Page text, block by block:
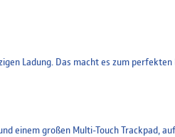
Ladung. Das macht es zum
einem großen Multi-Touch Trackpad,